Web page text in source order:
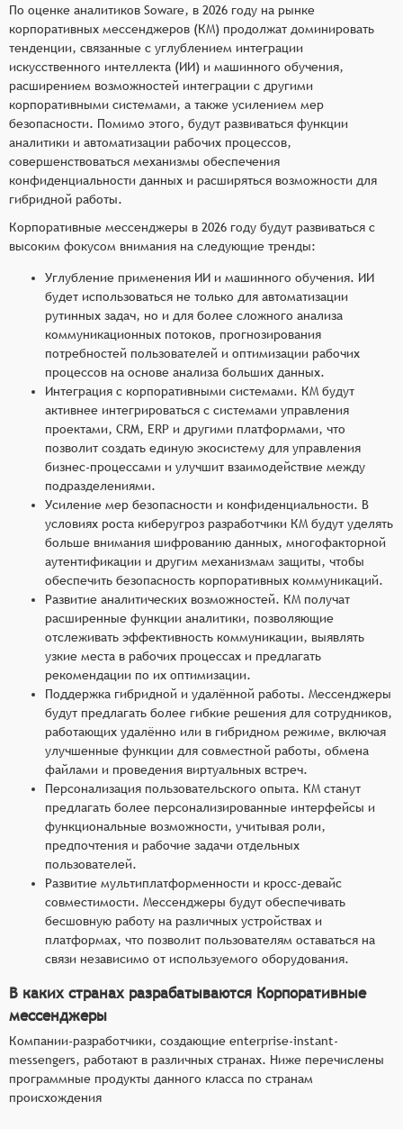
По оценке аналитиков Soware, в 2026 году на рынке
корпоративных мессенджеров (КМ) продолжат доминировать
тенденции, связанные с углублением интеграции
искусственного интеллекта (ИИ) и машинного обучения,
расширением возможностей интеграции с другими
корпоративными системами, а также усилением мер
безопасности. Помимо этого, будут развиваться функции
аналитики и автоматизации рабочих процессов,
совершенствоваться механизмы обеспечения
конфиденциальности данных и расширяться возможности для
гибридной работы.
Корпоративные мессенджеры в 2026 году будут развиваться с
высоким фокусом внимания на следующие тренды:
Углубление применения ИИ и машинного обучения. ИИ
будет использоваться не только для автоматизации
рутинных задач, но и для более сложного анализа
коммуникационных потоков, прогнозирования
потребностей пользователей и оптимизации рабочих
процессов на основе анализа больших данных.
Интеграция с корпоративными системами. КМ будут
активнее интегрироваться с системами управления
проектами, CRM, ERP и другими платформами, что
позволит создать единую экосистему для управления
бизнес-процессами и улучшит взаимодействие между
подразделениями.
Усиление мер безопасности и конфиденциальности. В
условиях роста киберугроз разработчики КМ будут уделять
больше внимания шифрованию данных, многофакторной
аутентификации и другим механизмам защиты, чтобы
обеспечить безопасность корпоративных коммуникаций.
Развитие аналитических возможностей. КМ получат
расширенные функции аналитики, позволяющие
отслеживать эффективность коммуникации, выявлять
узкие места в рабочих процессах и предлагать
рекомендации по их оптимизации.
Поддержка гибридной и удалённой работы. Мессенджеры
будут предлагать более гибкие решения для сотрудников,
работающих удалённо или в гибридном режиме, включая
улучшенные функции для совместной работы, обмена
файлами и проведения виртуальных встреч.
Персонализация пользовательского опыта. КМ станут
предлагать более персонализированные интерфейсы и
функциональные возможности, учитывая роли,
предпочтения и рабочие задачи отдельных
пользователей.
Развитие мультиплатформенности и кросс-девайс
совместимости. Мессенджеры будут обеспечивать
бесшовную работу на различных устройствах и
платформах, что позволит пользователям оставаться на
связи независимо от используемого оборудования.
В каких странах разрабатываются Корпоративные
мессенджеры
Компании-разработчики, создающие enterprise-instant-
messengers, работают в различных странах. Ниже перечислены
программные продукты данного класса по странам
происхождения